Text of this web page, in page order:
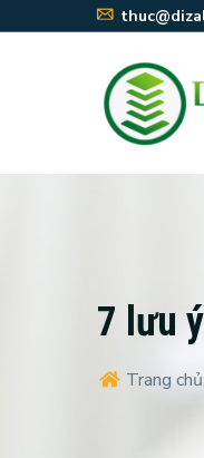
7 lưu
Trang chủ